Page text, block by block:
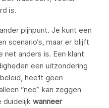
is.
pijnpunt. Je kunt een
scenario’s, maar er blijft
net anders is. Een klant
een uitzondering
heeft geen
“nee” kan zeggen
duidelijk wanneer